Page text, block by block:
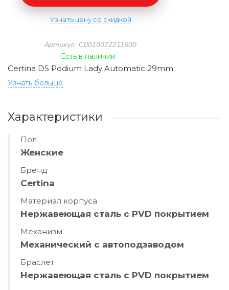
Артикул: C0010072211600
Есть в наличии
Certina DS Podium Lady Automatic 29mm
Узнать больше
Узнать цену со скидкой
Характеристики
Пол
Женские
Бренд
Certina
Материал корпуса
Нержавеющая сталь с PVD покрытием
Механизм
Механический с автоподзаводом
Браслет
Нержавеющая сталь с PVD покрытием